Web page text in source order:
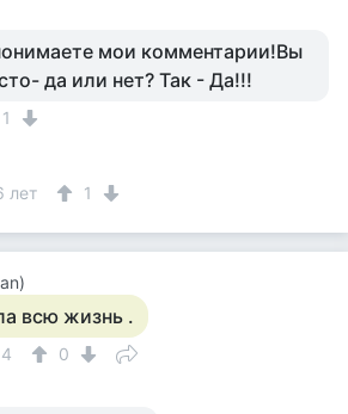
мои комментарии!Вы
да или нет? Так - Да!!!
1
лет 1
всю жизнь .
4 0